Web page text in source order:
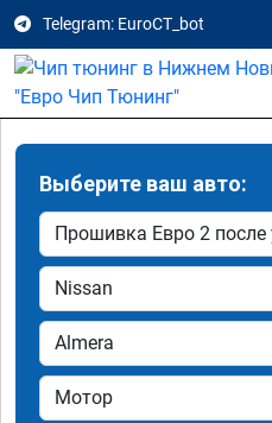
Telegram: EuroCT_bot
Выберите ваш авто: